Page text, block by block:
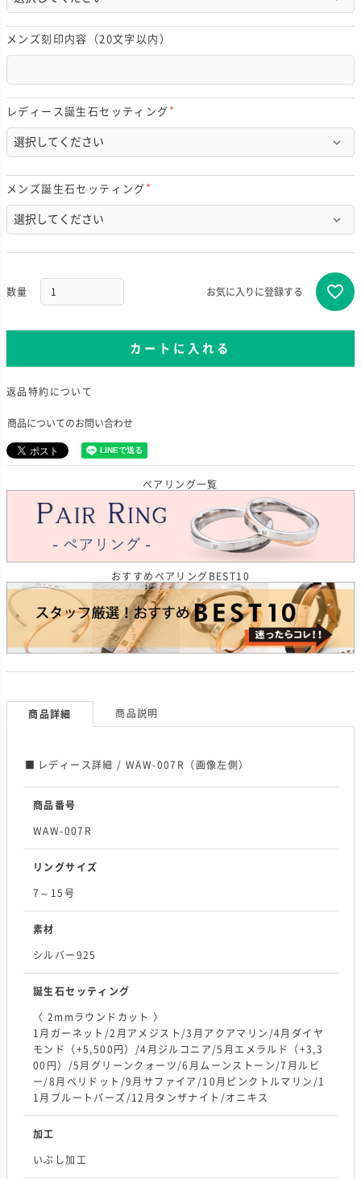
須
)
メンズ刻印内容（20文字以内）
レディース誕生石セッティング
)
メンズ誕生石セッティング
)
お気に入りに登録する
カートに入れる
返品特約について
商品についてのお問い合わせ
ペアリング一覧
おすすめペアリングBEST10
商品詳細 商品説明
レディース詳細 / WAW-007R（画像左側）
商品番号
WAW-007R
リングサイズ
7～15号
素材
シルバー925
誕生石セッティング
〈 2mmラウンドカット 〉
1月ガーネット/2月アメジスト/3月アクアマリン/4月ダイヤ
モンド（+5,500円）/4月ジルコニア/5月エメラルド（+3,3
00円）/5月グリーンクォーツ/6月ムーンストーン/7月ルビ
ー/8月ペリドット/9月サファイア/10月ピンクトルマリン/1
1月ブルートパーズ/12月タンザナイト/オニキス
加工
いぶし加工